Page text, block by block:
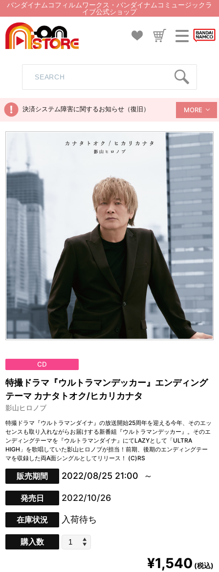
バンダイナムコフィルムワークス・バンダイナムコミュージックラ
イブ公式ショップ
決済システム障害に関するお知らせ（復旧） MORE
CD
特撮ドラマ『ウルトラマンデッカー』エンディング
テーマ カナタトオク/ヒカリカナタ
影山ヒロノブ
特撮ドラマ『ウルトラマンダイナ』の放送開始25周年を迎える今年、そのエッ
センスも取り入れながらお届けする新番組『ウルトラマンデッカー』。そのエ
ンディングテーマを『ウルトラマンダイナ』にてLAZYとして「ULTRA
HIGH」を歌唱していた影山ヒロノブが担当！前期、後期のエンディングテー
マを収録した両A面シングルとしてリリース！ (C)RS
販売期間 2022/08/25 21:00
発売日 2022/10/26
在庫状況 入荷待ち
購入数
¥1,540 (税込)